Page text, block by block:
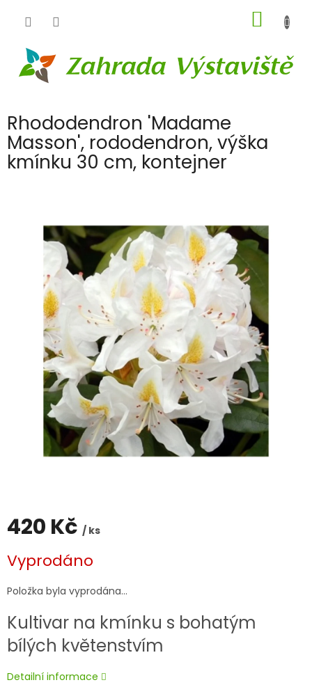
KOŠÍK
Rhododendron 'Madame
Masson', rododendron, výška
kmínku 30 cm, kontejner
420 Kč / ks
cena:
Vyprodáno
Položka byla vyprodána…
Kultivar na kmínku s bohatým
bílých květenstvím
Detailní informace